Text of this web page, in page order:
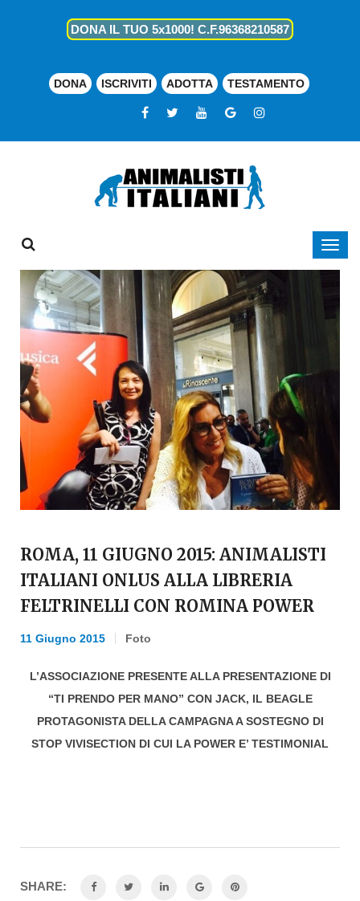
DONA IL TUO 5x1000! C.F.96368210587
DONA ISCRIVITI ADOTTA TESTAMENTO
ROMA, 11 GIUGNO 2015: ANIMALISTI
ITALIANI ONLUS ALLA LIBRERIA
FELTRINELLI CON ROMINA POWER
11 Giugno 2015 Foto
L’ASSOCIAZIONE PRESENTE ALLA PRESENTAZIONE DI
“TI PRENDO PER MANO” CON JACK, IL BEAGLE
PROTAGONISTA DELLA CAMPAGNA A SOSTEGNO DI
STOP VIVISECTION DI CUI LA POWER E’ TESTIMONIAL
SHARE: